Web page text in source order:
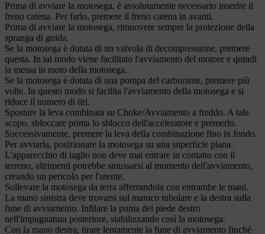
Prima di avviare la motosega, è assolutamente necessario inserire il
freno catena. Per farlo, premere il freno catena in avanti.
Prima di avviare la motosega, rimuovere sempre la protezione della
spranga di guida.
Se la motosega è dotata di un valvola di decompressione, premere
questa. In tal modo viene facilitato l'avviamento del motore e quindi
la messa in moto della motosega.
Se la motosega è dotata di una pompa del carburante, premere più
volte. In questo modo si facilita l'avviamento della motosega e si
riduce il numero di tiri.
Spostare la leva combinata su Choke/Avviamento a freddo. A tale
scopo, sbloccare prima lo sblocco dell'acceleratore e premerlo.
Successivamente, premere la leva della combinazione fino in fondo.
Per avviarla, posizionare la motosega su una superficie piana.
L'apparecchio di taglio non deve mai entrare in contatto con il
terreno, altrimenti potrebbe smussarsi al momento dell'avviamento,
creando un pericolo per l'utente.
Sollevare la motosega da terra afferrandola con entrambe le mani.
La mano sinistra deve trovarsi sul manico tubolare e la destra sulla
fune di avviamento. Infilare la punta del piede destro
nell'impugnatura posteriore, stabilizzando così la motosega.
Con la mano destra, tirare lentamente la fune di avviamento finché